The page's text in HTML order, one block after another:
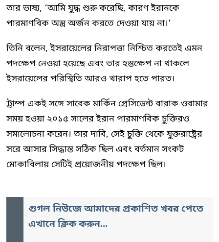
তার ভাষ্য, ‘আমি যুদ্ধ শুরু করেছি, কারণ ইরানকে
পারমাণবিক অস্ত্র অর্জন করতে দেওয়া যায় না।’
তিনি বলেন, ইসরায়েলের নিরাপত্তা নিশ্চিত করতেই এমন
পদক্ষেপ নেওয়া হয়েছে এবং তার হস্তক্ষেপ না থাকলে
ইসরায়েলের পরিস্থিতি আরও খারাপ হতে পারত।
ট্রাম্প একই সঙ্গে সাবেক মার্কিন প্রেসিডেন্ট বারাক ওবামার
সময় হওয়া ২০১৫ সালের ইরান পারমাণবিক চুক্তিরও
সমালোচনা করেন। তার দাবি, সেই চুক্তি থেকে যুক্তরাষ্ট্রের
সরে আসার সিদ্ধান্ত সঠিক ছিল এবং বর্তমান সংকট
মোকাবিলায় সেটিই প্রয়োজনীয় পদক্ষেপ ছিল।
গুগল নিউজে আমাদের প্রকাশিত খবর পেতে
এখানে ক্লিক করুন...